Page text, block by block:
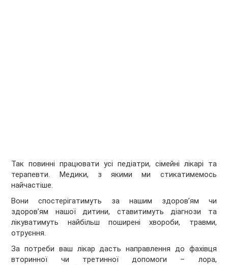
Так повинні працювати усі педіатри, сімейні лікарі та
терапевти. Медики, з якими ми стикатимемось
найчастіше.
Вони спостерігатимуть за нашим здоров’ям чи
здоров’ям нашої дитини, ставитимуть діагнози та
лікуватимуть найбільш поширені хвороби, травми,
отруєння.
За потреби ваш лікар дасть направлення до фахівця
вторинної чи третинної допомоги – лора,